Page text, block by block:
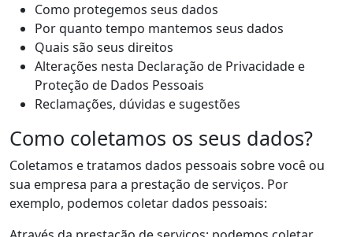
Como protegemos seus dados
Por quanto tempo mantemos seus dados
Quais são seus direitos
Alterações nesta Declaração de Privacidade e
Proteção de Dados Pessoais
Reclamações, dúvidas e sugestões
Como coletamos os seus dados?
Coletamos e tratamos dados pessoais sobre você ou
sua empresa para a prestação de serviços. Por
exemplo, podemos coletar dados pessoais: